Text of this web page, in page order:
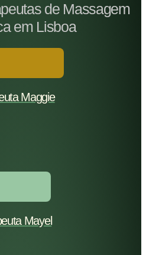
de Massagem
em Lisboa
Maggie
Mayel